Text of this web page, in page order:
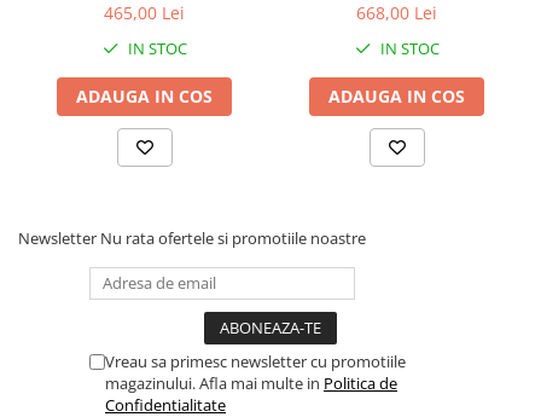
cm, negru
465,00 Lei
IN STOC
ADAUGA IN COS
668,00 Lei
IN STOC
ADAUGA IN COS
Newsletter Nu rata ofertele si promotiile noastre
Vreau sa primesc newsletter cu promotiile
magazinului. Afla mai multe in Politica de
Confidentialitate